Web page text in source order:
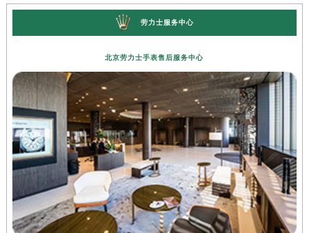
劳力士服务中心
北京劳力士手表售后服务中心